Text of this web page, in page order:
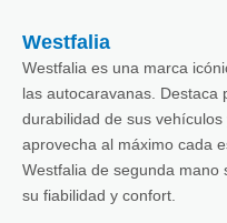
Westfalia
Westfalia es una marca
las autocaravanas. Destaca
durabilidad de sus
aprovecha al máximo cada
Westfalia de segunda mano
su fiabilidad y confort.